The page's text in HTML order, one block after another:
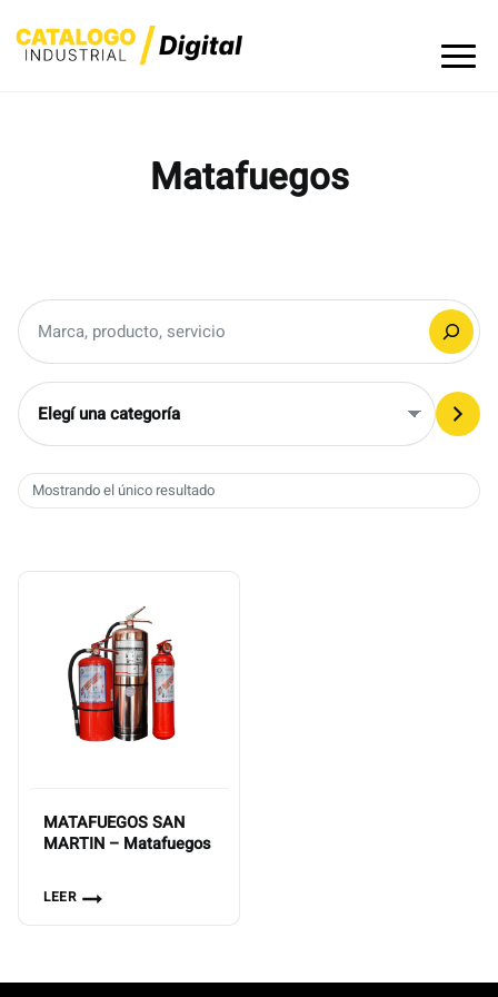
to
Matafuegos
Mostrando el único resultado
MATAFUEGOS SAN
MARTIN – Matafuegos
LEER
Elegí
una
categoría